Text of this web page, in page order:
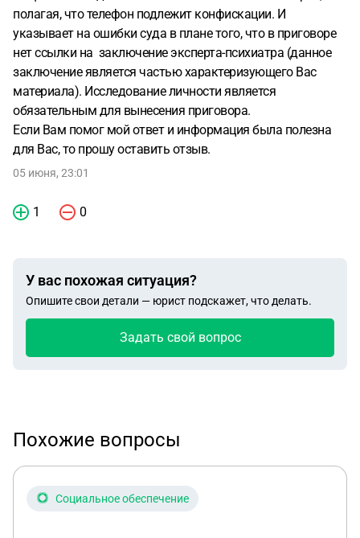
полагая, что телефон подлежит конфискации. И
указывает на ошибки суда в плане того, что в приговоре
нет ссылки на заключение эксперта-психиатра (данное
заключение является частью характеризующего Вас
материала). Исследование личности является
обязательным для вынесения приговора.
Если Вам помог мой ответ и информация была полезна
для Вас, то прошу оставить отзыв.
05 июня, 23:01
1 0
У вас похожая ситуация?
Опишите свои детали — юрист подскажет, что делать.
Задать свой вопрос
Похожие вопросы
Социальное обеспечение